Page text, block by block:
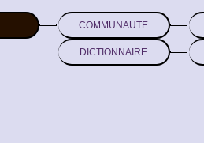
COMMUNAUTE
DICTIONNAIRE